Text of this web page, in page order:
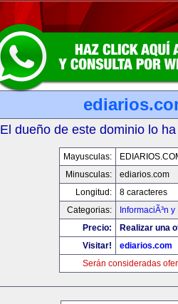
El dueño de este dominio lo
Mayusculas:
Minusculas:
ediarios.com
Longitud:
8 caracteres
Categorias:
InformaciÃ³n
Precio:
Realizar una
Visitar!
ediarios.com
Serán consideradas